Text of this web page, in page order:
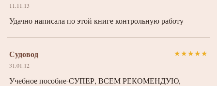
11.11.13
Удачно написала по этой книге контрольную работу
Судовод
31.01.12
★★★★★
Учебное пособие-СУПЕР, ВСЕМ РЕКОМЕНДУЮ,